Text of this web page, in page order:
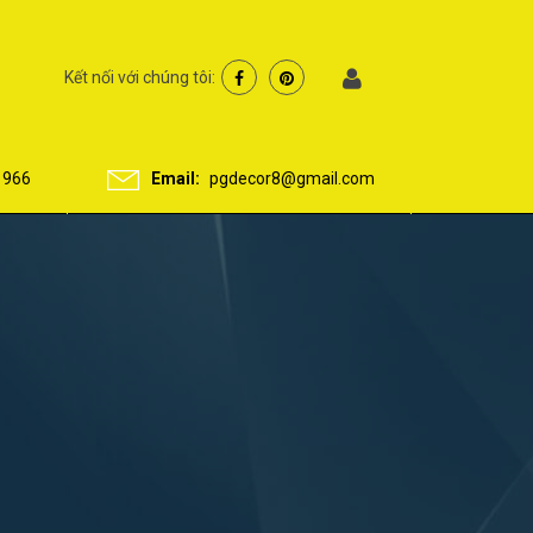
Kết nối với chúng tôi:
Email: pgdecor8@gmail.com